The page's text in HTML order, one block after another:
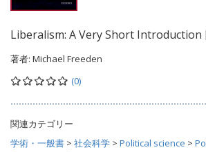
Liberalism: A Very Short Introduction
著者: Michael Freeden
(0)
関連カテゴリー
学術・一般書 > 社会科学 > Political science >